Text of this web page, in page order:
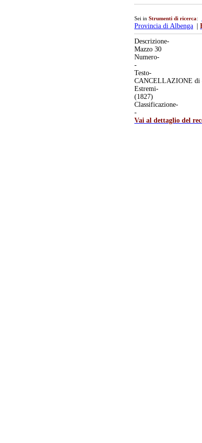
Sei in Strumenti di ricerca:
Provincia di Albenga
Descrizione-
Mazzo 30
Numero-
-
Testo-
CANCELLAZIONE di
Estremi-
(1827)
Classificazione-
-
Vai al dettaglio del